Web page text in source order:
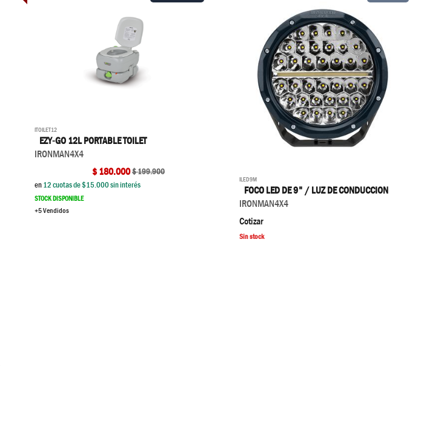
ITOILET12
EZY-GO 12L PORTABLE TOILET
IRONMAN4X4
$180.000$199.900
en12cuotas de $15.000sin interés
STOCK DISPONIBLE
+5 Vendidos
ILED9M
FOCO LED DE 9" / LUZ DE CONDUCCION
IRONMAN4X4
Cotizar
Sin stock